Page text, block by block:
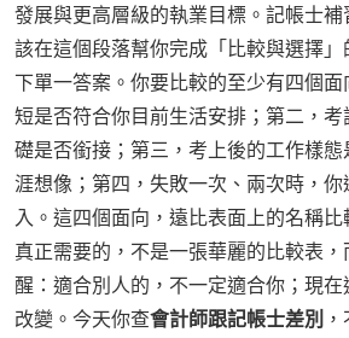
發展與更高層級的執業目標。記帳士
該在這個段落幫你完成「比較與選擇
下單一答案。你要比較的至少有四個
短是否符合你目前生活安排；第二，
礎是否銜接；第三，考上後的工作樣
涯想像；第四，失敗一次、兩次時，
入。這四個面向，遠比表面上的名稱
真正需要的，不是一張華麗的比較表
醒：適合別人的，不一定適合你；現
改變。今天你查會計師跟記帳士差別